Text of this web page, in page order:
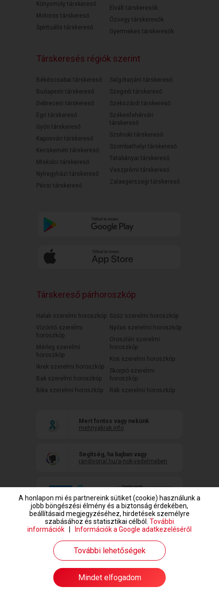
Könyvmoly társkereső
Motoros társkereső
Spirituális társkereső
Elvált társkeresők
Özvegy társkeresők
Gyermekes társkeresők
Társkeresés régiók szerint
Békéscsabai társkereső
Budapesti társkereső
Debreceni társkereső
Egri társkereső
Győri társkereső
Kaposvári társkereső
Kecskeméti társkereső
Miskolci társkereső
Nyíregyházi társkereső
Pécsi társkereső
Salgótarjáni társkereső
Szegedi társkereső
Szekszárdi társkereső
Székesfehérvári
társkereső
Szolnoki társkereső
Szombathelyi társkereső
Tatabányai társkereső
Veszprémi társkereső
Zalaegerszegi társkereső
Társkereső párhoroszkóp
Halak szerelmi horoszkóp
Vízöntő szerelmi
horoszkóp
Mérleg szerelmi
horoszkóp
Ikrek szerelmi horoszkóp
Bak szerelmi horoszkóp
Bika szerelmi horoszkóp
Szűz szerelmi horoszkóp
Nyilas szerelmi horoszkóp
Oroszlán szerelmi
horoszkóp
Kos szerelmi horoszkóp
Skorpió szerelmi
horoszkóp
Rák szerelmi horoszkóp
Mert fontos vagy nekünk
mehnyakrak.info
Segítség, ha bajban vagy
randivonal.hu/a-nok-vedelmeben
www.randivonal.hu © Copyright 1999-2026 Dating Central Europe Zrt.
A honlapon mi és partnereink sütiket (cookie) használunk a
jobb böngészési élmény és a biztonság érdekében,
beállításaid megjegyzéséhez, hirdetések személyre
szabásához és statisztikai célból. További
információk
Információk a Google adatkezeléséről
További lehetőségek
Mindet elfogadom